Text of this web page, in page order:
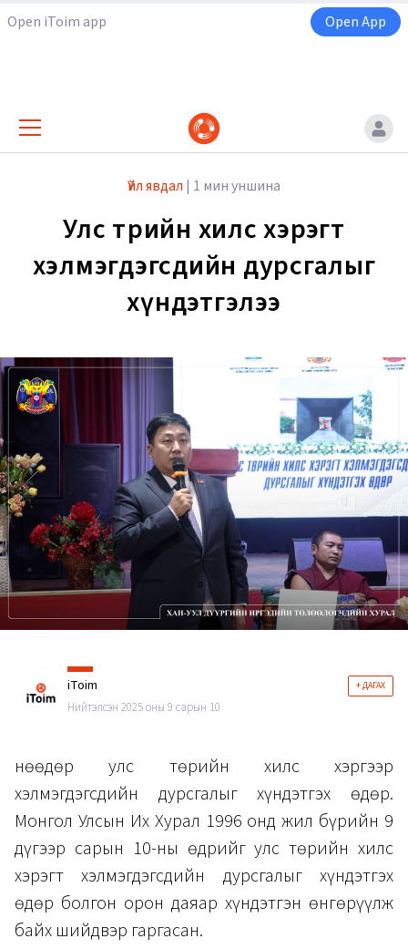
Open iToim app Open App
Үйл явдал | 1 мин уншина
Улс төрийн хилс хэрэгт
хэлмэгдэгсдийн дурсгалыг
хүндэтгэлээ
iToim + ДАГАХ
Нийтэлсэн 2025 оны 9 сарын 10
Өнөөдөр улс төрийн хилс хэргээр
хэлмэгдэгсдийн дурсгалыг хүндэтгэх өдөр.
Монгол Улсын Их Хурал 1996 онд жил бүрийн 9
дүгээр сарын 10-ны өдрийг улс төрийн хилс
хэрэгт хэлмэгдэгсдийн дурсгалыг хүндэтгэх
өдөр болгон орон даяар хүндэтгэн өнгөрүүлж
байх шийдвэр гаргасан.